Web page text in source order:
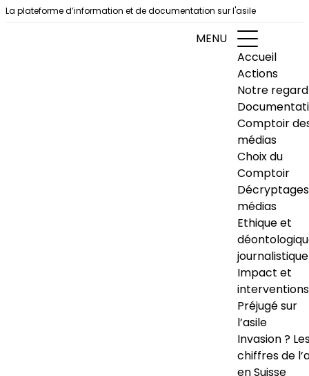
Aller au contenu
La plateforme d’information et de documentation sur l'asile
MENU
Accueil
Actions
Notre regard
Comptoir
médias
Choix du
Comptoir
Décryptages
médias
Ethique et
journalistique
Impact et
interventions
Préjugé sur
l’asile
Invasion ?
chiffres de
en Suisse